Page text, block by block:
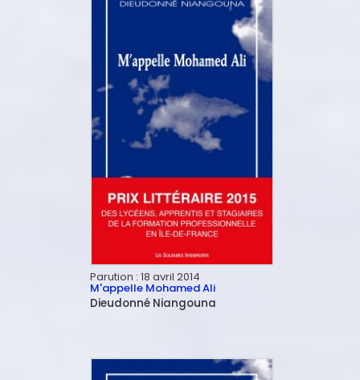
Parution : 18 avril 2014
M'appelle Mohamed Ali
Dieudonné Niangouna